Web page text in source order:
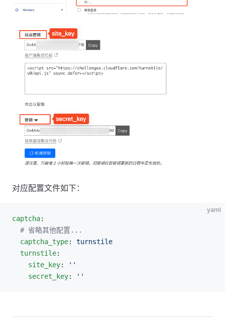
对应配置文件如下：
yaml
captcha:
  # 省略其他配置...
  captcha_type
: turnstile
  turnstile
:
    site_key
:
''
    secret_key
: ''